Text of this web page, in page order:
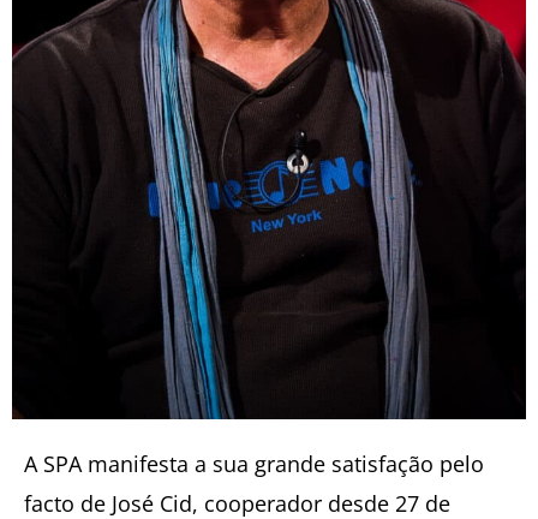
A SPA manifesta a sua grande satisfação pelo
facto de José Cid, cooperador desde 27 de